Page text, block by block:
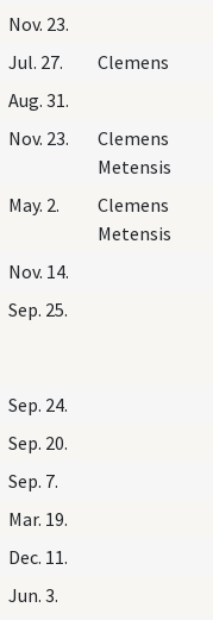
Nov. 23.
Jul. 27. Clemens
Aug. 31.
Nov. 23.
Clemens
Metensis
May. 2.
Clemens
Metensis
Nov. 14.
Sep. 25.
Sep. 24.
Sep. 20.
Sep. 7.
Mar. 19.
Dec. 11.
Jun. 3.